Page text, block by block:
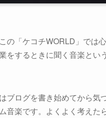
の「ケコチWORLD」では
をするときに聞く音楽とい
ブログを書き始めてから気
音楽です。よくよく考えた